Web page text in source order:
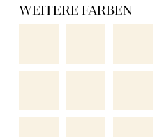
WEITERE FARBEN